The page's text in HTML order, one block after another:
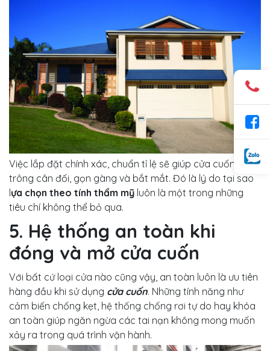
Việc lắp đặt chính xác, chuẩn tỉ lệ sẽ giúp cửa cuốn
trông cân đối, gọn gàng và bắt mắt. Đó là lý do tại sao
lựa chọn theo tính thẩm mỹ luôn là một trong những
tiêu chí không thể bỏ qua.
5. Hệ thống an toàn khi
đóng và mở cửa cuốn
Với bất cứ loại cửa nào cũng vậy, an toàn luôn là ưu tiên
hàng đầu khi sử dụng cửa cuốn. Những tính năng như
cảm biến chống kẹt, hệ thống chống rơi tự do hay khóa
an toàn giúp ngăn ngừa các tai nạn không mong muốn
xảy ra trong quá trình vận hành.